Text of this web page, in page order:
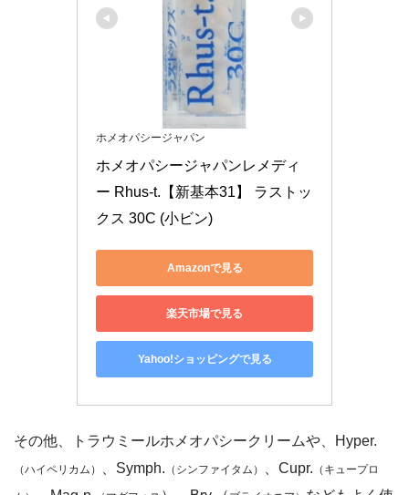
ホメオパシージャパン
ホメオパシージャパンレメディ
ー Rhus-t.【新基本31】 ラストッ
クス 30C (小ビン)
Amazonで見る
楽天市場で見る
Yahoo!ショッピングで見る
その他、トラウミールホメオパシークリームや、Hyper.
（ハイペリカム） 、Symph. （シンファイタム） 、Cupr. （キュープロ